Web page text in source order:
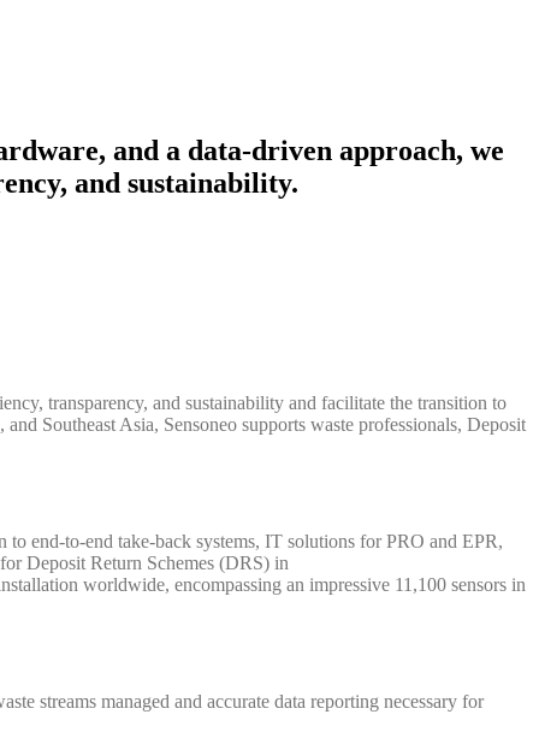
and a data-driven approach, we
and sustainability.
transparency, and sustainability and facilitate the transition to
Southeast Asia, Sensoneo supports waste professionals, Deposit
end-to-end take-back systems, IT solutions for PRO and EPR,
Deposit Return Schemes (DRS) in
worldwide, encompassing an impressive 11,100 sensors in
streams managed and accurate data reporting necessary for